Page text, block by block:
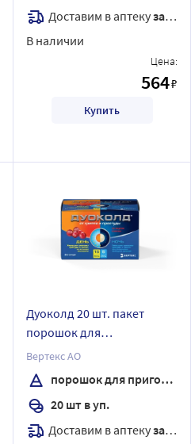
Доставим в аптекузавтра
В наличии
Цена:
564₽
Купить
Дуоколд 20 шт. пакет
порошок для
приготовления раствора
для приема внутрь вкус
клюквы
Вертекс АО
порошок для приготовления раствора
20 шт в уп.
Доставим в аптекузавтра